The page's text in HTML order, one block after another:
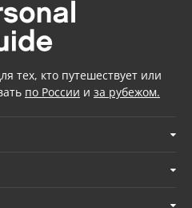
тех, кто путешествует или
по России и за рубежом.